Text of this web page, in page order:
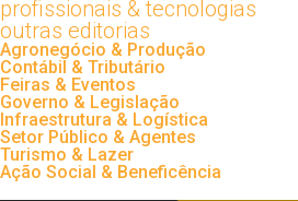
profissionais & tecnologias
outras editorias
Agronegócio & Produção
Contábil & Tributário
Feiras & Eventos
Governo & Legislação
Infraestrutura & Logística
Setor Público & Agentes
Turismo & Lazer
Ação Social & Beneficência